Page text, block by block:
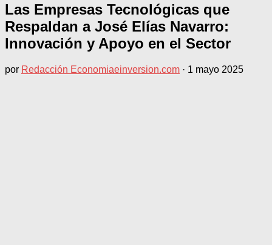
Las Empresas Tecnológicas que
Respaldan a José Elías Navarro:
Innovación y Apoyo en el Sector
por Redacción Economiaeinversion.com · 1 mayo 2025